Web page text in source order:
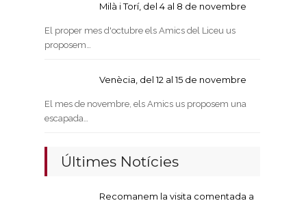
Milà i Torí, del 4 al 8 de novembre
El proper mes d'octubre els Amics del Liceu us
proposem…
Venècia, del 12 al 15 de novembre
El mes de novembre, els Amics us proposem una
escapada…
Últimes Notícies
Recomanem la visita comentada a